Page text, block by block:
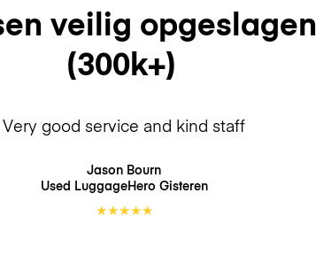
veilig opgeslagen
(300k+)
Very good service and kind staff
Jason Bourn
Used LuggageHero Gisteren
★★★★★